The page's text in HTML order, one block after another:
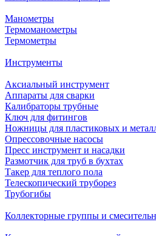
Манометры
Термоманометры
Термометры
Инструменты
Аксиальный инструмент
Аппараты для сварки
Калибраторы трубные
Ключ для фитингов
Ножницы для пластиковых и
Опрессовочные насосы
Пресс инструмент и насадки
Размотчик для труб в бухтах
Такер для теплого пола
Телескопический труборез
Трубогибы
Коллекторные группы и